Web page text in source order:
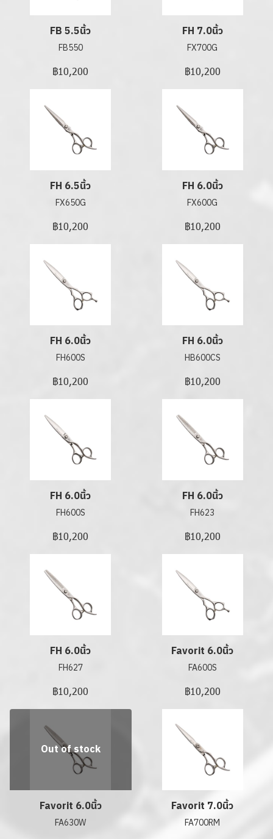
FB 5.5นิ้ว
FB550
฿10,200
FH 7.0นิ้ว
FX700G
฿10,200
FH 6.5นิ้ว
FX650G
฿10,200
FH 6.0นิ้ว
FX600G
฿10,200
FH 6.0นิ้ว
FH600S
฿10,200
FH 6.0นิ้ว
HB600CS
฿10,200
FH 6.0นิ้ว
FH600S
฿10,200
FH 6.0นิ้ว
FH623
฿10,200
FH 6.0นิ้ว
FH627
฿10,200
Favorit 6.0นิ้ว
FA600S
฿10,200
Out of stock
Favorit 6.0นิ้ว
FA630W
Favorit 7.0นิ้ว
FA700RM